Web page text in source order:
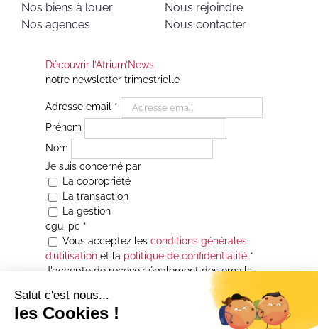
Nos biens à louer
Nos agences
Nous rejoindre
Nous contacter
Découvrir l’Atrium’News,
notre newsletter trimestrielle
Adresse email *
Prénom
Nom
Je suis concerné par
La copropriété
La transaction
La gestion
cgu_pc *
Vous acceptez les conditions générales
d’utilisationet la politique de confidentialité*
J'accepte de recevoir également des emails
Je souhaite être informé(e) de toutes les
actualités immobilières des agences de la
Maison Atrium Gestion. À tout moment, vous